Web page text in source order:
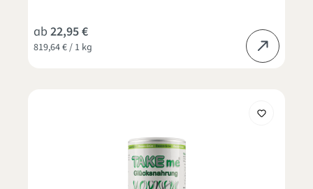
819,64 € / 1 kg
ab 22,95 €